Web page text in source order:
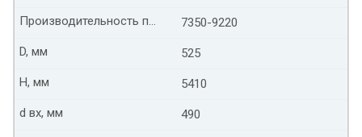
7350-9220
Производительность по воздуху м3/ч
525
D, мм
5410
Н, мм
490
d вх, мм